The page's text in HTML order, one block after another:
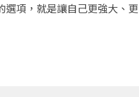
項，就是讓自己更強大、